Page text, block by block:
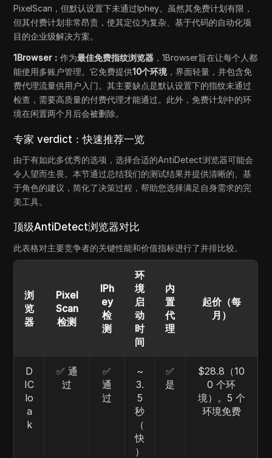
PixelScan，但默认设置下未通过Iphey。虽然其免费计划有限，
但其付费计划非常昂贵，使其定位为复杂、基于代码的自动化项
目的企业级解决方案。
1Browser：作为最佳免费指纹浏览器 ，1Browser旨在让每个人都
能使用多账户管理。它免费提供10个环境 ，界面轻量，并包含免
费代理流量供用户入门。其主要缺点是默认设置下的指纹未通过
检查，需要高质量的付费代理才能通过。此外，免费计划中的环
境在闲置两个月后会被删除。
专家 verdict：快速推荐一览
由于有如此多优秀的选项，选择合适的AntiDetect浏览器可能会
令人望而生畏。本节通过总结我们的测试结果并提供清晰的、基
于角色的建议，简化了决策过程，帮助您选择满足自身需求的完
美工具。
顶级AntiDetect浏览器对比
此表格对主要竞争者的关键性能和价值指标进行了并排比较。
浏
览
器
Pixel
Scan
检测
IPh
ey
检
测
环
境
启
动
时
间
内
置
代
理
起价（每
月）
D
IC
lo
a
k
✅ 通
过
✅
通
过
~
3.
5
秒
（
快
）
✅
是
$28.8（10
0 个环
境）。5 个
环境免费